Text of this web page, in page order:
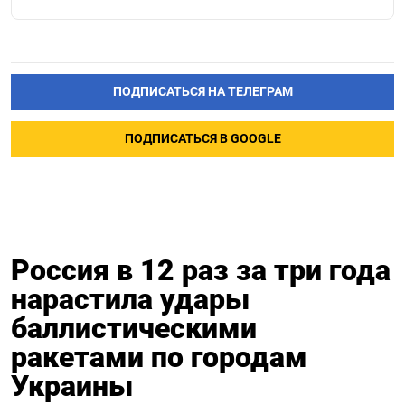
ПОДПИСАТЬСЯ НА ТЕЛЕГРАМ
ПОДПИСАТЬСЯ В GOOGLE
Россия в 12 раз за три года
нарастила удары
баллистическими
ракетами по городам
Украины